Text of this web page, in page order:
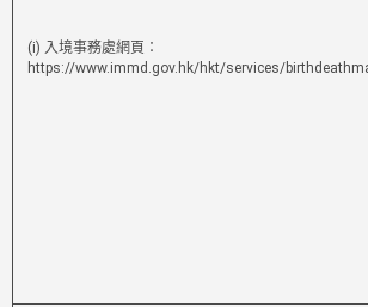
(i) 入境事務處網頁：
https://www.immd.gov.hk/hkt/services/